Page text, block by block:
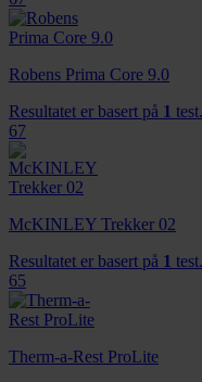
Robens Prima Core 9.0
Resultatet er basert på 1 test.
67
McKINLEY Trekker 02
Resultatet er basert på 1 test.
65
Therm-a-Rest ProLite